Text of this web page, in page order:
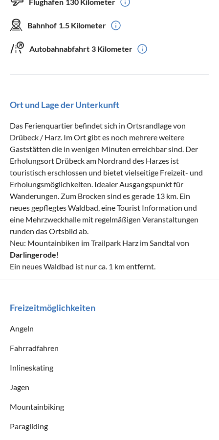
Bahnhof 1.5 Kilometer
Autobahnabfahrt 3 Kilometer
Ort und Lage der Unterkunft
Das Ferienquartier befindet sich in Ortsrandlage von
Drübeck / Harz. Im Ort gibt es noch mehrere weitere
Gaststätten die in wenigen Minuten erreichbar sind. Der
Erholungsort Drübeck am Nordrand des Harzes ist
touristisch erschlossen und bietet vielseitige Freizeit- und
Erholungsmöglichkeiten. Idealer Ausgangspunkt für
Wanderungen. Zum Brocken sind es gerade 13 km. Ein
neues gepflegtes Waldbad, eine Tourist Information und
eine Mehrzweckhalle mit regelmäßigen Veranstaltungen
runden das Ortsbild ab.
Neu: Mountainbiken im Trailpark Harz im Sandtal von
Darlingerode!
Ein neues Waldbad ist nur ca. 1 km entfernt.
Freizeitmöglichkeiten
Angeln
Fahrradfahren
Inlineskating
Jagen
Mountainbiking
Paragliding